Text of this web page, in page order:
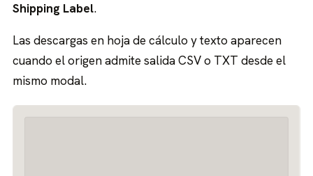
Shipping Label.
Las descargas en hoja de cálculo y texto aparecen
cuando el origen admite salida CSV o TXT desde el
mismo modal.